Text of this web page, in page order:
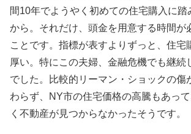
間10年でようやく初めての住宅購入に踏
から。それだけ、頭金を用意する時間が
ことです。指標が表すよりずっと、住宅
厚い。特にこの夫婦、金融危機でも継続
でした。比較的リーマン・ショックの傷
わらず、NY市の住宅価格の高騰もあっ
く不動産が見つからなかったそうです。